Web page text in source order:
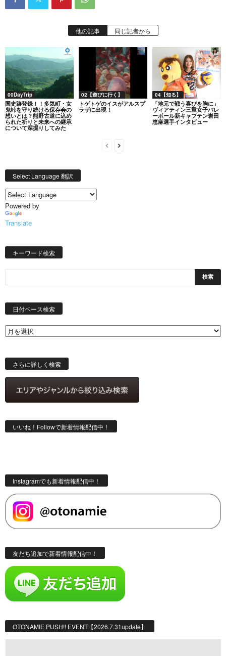
他の記事 同じ記者から
00DayTrip
国史跡登録！！多気町・女
鬼峠を守り続ける保存会の
想いとは？熊野古道に込め
られた祈りと未来への継承
について深掘りしてみた
02【遊びに行く】
トゲトゲのイスがアルスプ
ラザに出現！
04【知る】
「地元で戦う喜びを胸に」
ヴィアティン三重女子バレ
ーボール新キャプテン岩田
恵麻選手インタビュー
Select Language 翻訳
Powered by
Translate
キーワード検索
日付ベース検索
ス
索
さらに詳しく検索
いいね！Followで新着情報配信中！
Instagramでも新着情報配信中！
友だち追加で新着情報配信中！
OTONAMIE PUSH!! EVENT【2026.7.31update】